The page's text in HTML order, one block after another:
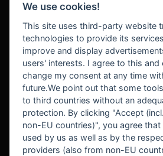
BEKANNT AUS
We use cookies!
This site uses third-party website
technologies to provide its
improve and display
users' interests. I agree to this and
change my consent at any time
future.We point out that some
to third countries without an
protection. By clicking "Accept
non-EU countries)", you agree
used by us as well as by the
providers (also from non-EU